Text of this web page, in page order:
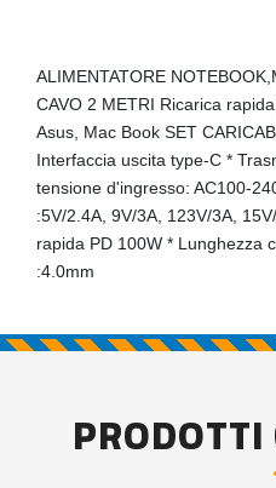
ALIMENTATORE
CAVO 2 METRI Ricarica
Asus, Mac Book SET
Interfaccia uscita type-C *
tensione d'ingresso: AC100-
:5V/2.4A, 9V/3A, 123V/3A,
rapida PD 100W * Lunghezza
:4.0mm